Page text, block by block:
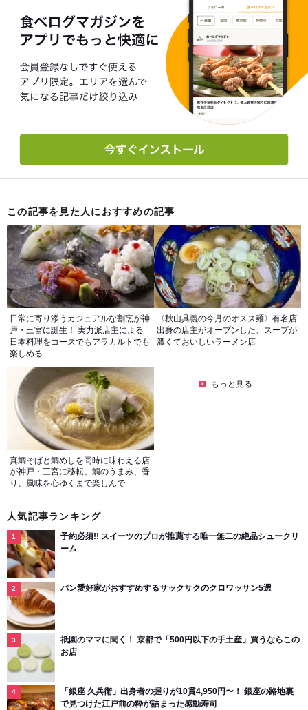
この記事を見た人におすすめの記事
日常に寄り添うカジュアルな割烹が神
戸・三宮に誕生！ 実力派店主による
日本料理をコースでもアラカルトでも
楽しめる
〈秋山具義の今月のオスス麺〉有名店
出身の店主がオープンした、スープが
濃くておいしいラーメン店
真鯛そばと鯛めしを同時に味わえる店
が神戸・三宮に移転。鯛のうまみ、香
り、風味を心ゆくまで楽しんで
もっと見る
人気記事ランキング
予約必須!! スイーツのプロが推薦する唯一無二の絶品シュークリ
ーム
パン愛好家がおすすめするサックサクのクロワッサン5選
祇園のママに聞く！ 京都で「500円以下の手土産」買うならこの
お店
「銀座 久兵衛」出身者の握りが10貫4,950円〜！ 銀座の路地裏
で見つけた江戸前の粋が詰まった感動寿司